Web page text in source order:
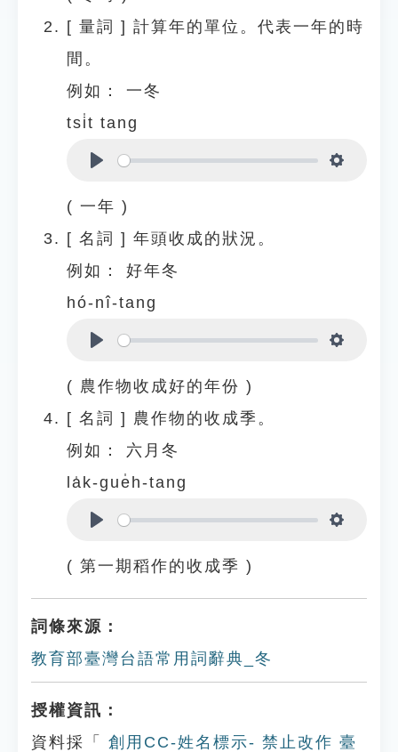
[ 量詞 ] 計算年的單位。代表一年的時
間。
例如：
一冬
tsi̍t tang
( 一年 )
[ 名詞 ] 年頭收成的狀況。
例如：
好年冬
hó-nî-tang
( 農作物收成好的年份 )
[ 名詞 ] 農作物的收成季。
例如：
六月冬
la̍k-gue̍h-tang
( 第一期稻作的收成季 )
詞條來源：
教育部臺灣台語常用詞辭典_冬
授權資訊：
資料採「
創用CC-姓名標示- 禁止改作 臺